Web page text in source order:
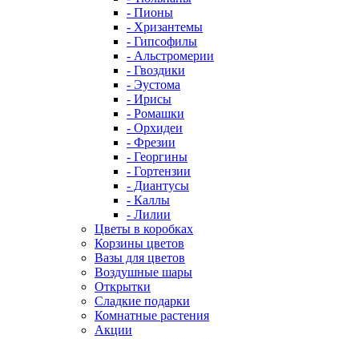
- Пионы
- Хризантемы
- Гипсофилы
- Альстромерии
- Гвоздики
- Эустома
- Ирисы
- Ромашки
- Орхидеи
- Фрезии
- Георгины
- Гортензии
- Диантусы
- Каллы
- Лилии
Цветы в коробках
Корзины цветов
Вазы для цветов
Воздушные шары
Открытки
Сладкие подарки
Комнатные растения
Акции